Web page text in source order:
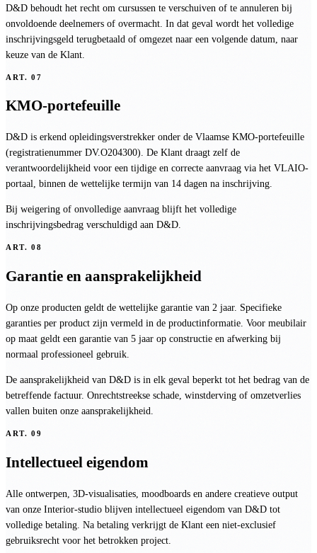
D&D behoudt het recht om cursussen te verschuiven of te annuleren bij
onvoldoende deelnemers of overmacht. In dat geval wordt het volledige
inschrijvingsgeld terugbetaald of omgezet naar een volgende datum, naar
keuze van de Klant.
ART. 07
KMO-portefeuille
D&D is erkend opleidingsverstrekker onder de Vlaamse KMO-portefeuille
(registratienummer DV.O204300). De Klant draagt zelf de
verantwoordelijkheid voor een tijdige en correcte aanvraag via het VLAIO-
portaal, binnen de wettelijke termijn van 14 dagen na inschrijving.
Bij weigering of onvolledige aanvraag blijft het volledige
inschrijvingsbedrag verschuldigd aan D&D.
ART. 08
Garantie en aansprakelijkheid
Op onze producten geldt de wettelijke garantie van 2 jaar. Specifieke
garanties per product zijn vermeld in de productinformatie. Voor meubilair
op maat geldt een garantie van 5 jaar op constructie en afwerking bij
normaal professioneel gebruik.
De aansprakelijkheid van D&D is in elk geval beperkt tot het bedrag van de
betreffende factuur. Onrechtstreekse schade, winstderving of omzetverlies
vallen buiten onze aansprakelijkheid.
ART. 09
Intellectueel eigendom
Alle ontwerpen, 3D-visualisaties, moodboards en andere creatieve output
van onze Interior-studio blijven intellectueel eigendom van D&D tot
volledige betaling. Na betaling verkrijgt de Klant een niet-exclusief
gebruiksrecht voor het betrokken project.